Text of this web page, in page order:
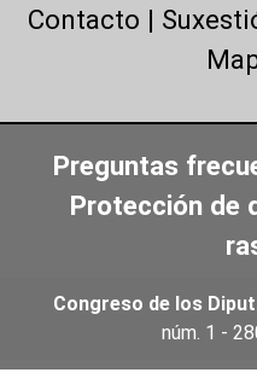
Contacto |
Preguntas
Protección de
Congreso de los
núm. 1 -